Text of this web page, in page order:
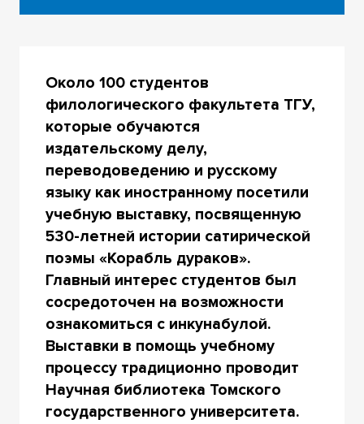
Около 100 студентов
филологического факультета ТГУ,
которые обучаются
издательскому делу,
переводоведению и русскому
языку как иностранному посетили
учебную выставку, посвященную
530-летней истории сатирической
поэмы «Корабль дураков».
Главный интерес студентов был
сосредоточен на возможности
ознакомиться с инкунабулой.
Выставки в помощь учебному
процессу традиционно проводит
Научная библиотека Томского
государственного университета.